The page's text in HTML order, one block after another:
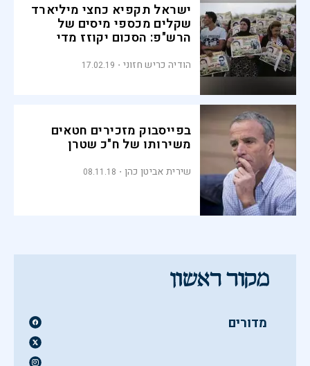
ישראל תקפיא כחצי מיליארד
שקלים מכספי מיסים של
הרש"פ: הסכום יקוזז מדי
הודיה כריש חזוני 17.02.19
בפייסבוק מזכירים חטאים
משירותו של ח"כ שטרן
שירית אביטן כהן 08.11.18
מדורים